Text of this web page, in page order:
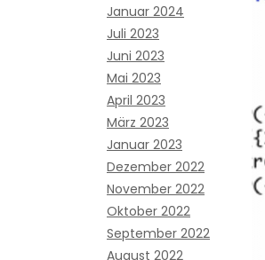
Januar 2024
Juli 2023
Juni 2023
Mai 2023
April 2023
März 2023
Januar 2023
Dezember 2022
November 2022
Oktober 2022
September 2022
August 2022